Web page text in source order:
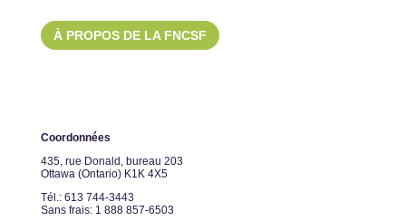
À PROPOS DE LA FNCSF
Coordonnées
435, rue Donald, bureau 203
Ottawa (Ontario) K1K 4X5
Tél.: 613 744-3443
Sans frais: 1 888 857-6503